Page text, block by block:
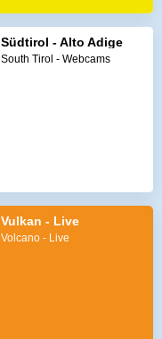
Südtirol - Alto Adige
South Tirol - Webcams
Vulkan - Live
Volcano - Live